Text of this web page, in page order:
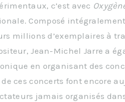
c’est avec
Composé
millions d’exemplaires à
Jean-Michel Jarre a
en organisant des
ces concerts font encore
jamais organisés